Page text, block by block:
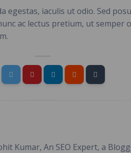
egestas, iaculis ut odio. Sed
ac lectus pretium, ut semper
Kumar, An SEO Expert, a